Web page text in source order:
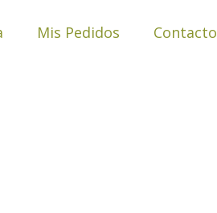
Mis Pedidos Contacto